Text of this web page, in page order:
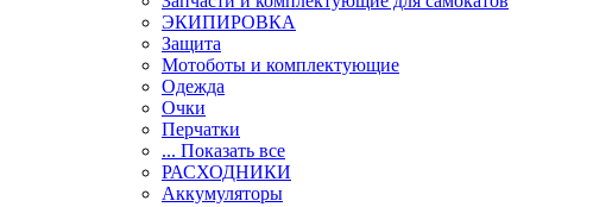
ЭКИПИРОВКА
Защита
Мотоботы и комплектующие
Одежда
Очки
Перчатки
... Показать все
РАСХОДНИКИ
Аккумуляторы